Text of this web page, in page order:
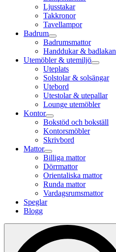
Ljusstakar
Takkronor
Tavellampor
Badrum
Badrumsmattor
Handdukar & badlakan
Utemöbler & utemiljö
Uteplats
Solstolar & solsängar
Utebord
Utestolar & utepallar
Lounge utemöbler
Kontor
Bokstöd och bokställ
Kontorsmöbler
Skrivbord
Mattor
Billiga mattor
Dörrmattor
Orientaliska mattor
Runda mattor
Vardagsrumsmattor
Speglar
Blogg